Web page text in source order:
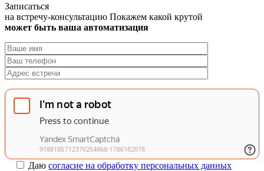
Записаться
на встречу-консультацию Покажем какой крутой
может быть ваша автоматизация
Даю согласие на обработку персональных данных